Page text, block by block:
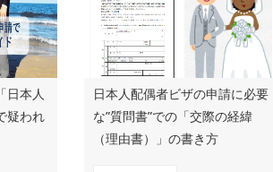
日本人
疑われ
日本人配偶者ビザの申請に必要
な”質問書”での「交際の経緯
（理由書）」の書き方